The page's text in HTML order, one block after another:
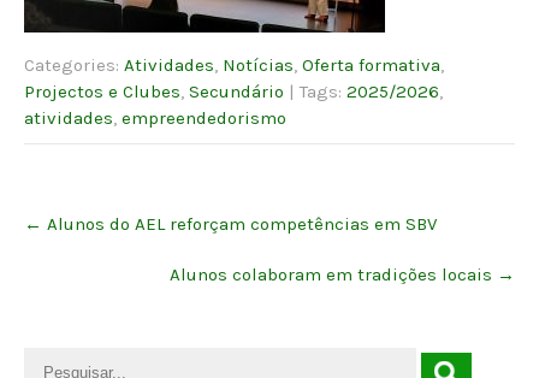
Categories: Atividades, Notícias, Oferta formativa,
Projectos e Clubes, Secundário | Tags: 2025/2026,
atividades, empreendedorismo
navigation
← Alunos do AEL reforçam competências em SBV
Alunos colaboram em tradições locais →